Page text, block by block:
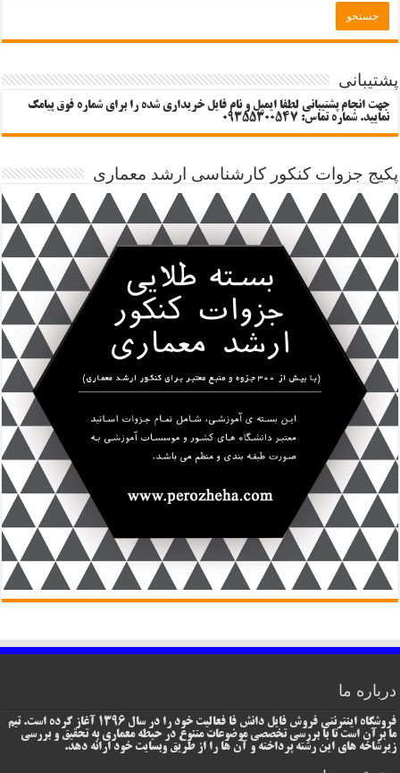
پشتیبانی
جهت انجام پشتیبانی لطفا ایمیل و نام فایل خریداری شده را برای شماره فوق پیامک
نمایید. شماره تماس: 09355300547
پکیج جزوات کنکور کارشناسی ارشد معماری
درباره ما
فروشگاه اینترنتی فروش فایل دانش فا فعالیت خود را در سال 1396 آغاز کرده است. تیم
ما برآن است تا با بررسی تخصصی موضوعات متنوع در حیطه معماری به تحقیق و بررسی
زیرشاخه های این رشته پرداخته و آن ها را از طریق وبسایت خود ارائه دهد.